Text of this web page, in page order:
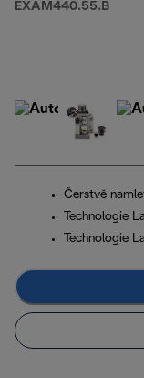
EXAM440.55.B
Čerstvě
Technologie
Technologie